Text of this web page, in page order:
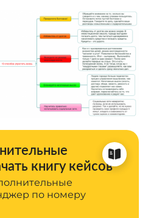
книгу кейсов
по номеру